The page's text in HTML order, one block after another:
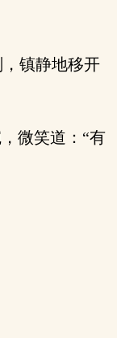
镇静地移开
微笑道：“有